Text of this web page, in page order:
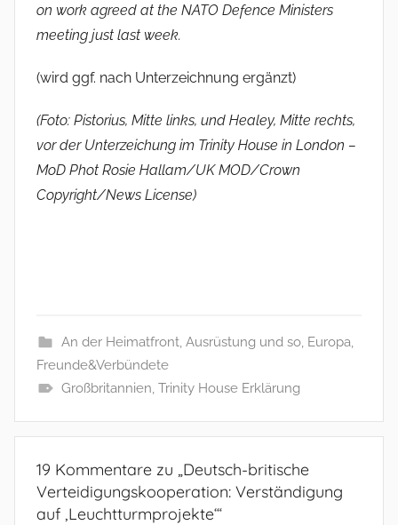
on work agreed at the NATO Defence Ministers
meeting just last week.
(wird ggf. nach Unterzeichnung ergänzt)
(Foto: Pistorius, Mitte links, und Healey, Mitte rechts,
vor der Unterzeichung im Trinity House in London –
MoD Phot Rosie Hallam/UK MOD/Crown
Copyright/News License)
An der Heimatfront, Ausrüstung und so, Europa
Freunde&Verbündete
Großbritannien Trinity House Erklärung
19 Kommentare zu „Deutsch-britische
Verteidigungskooperation: Verständigung
auf ‚Leuchtturmprojekte‘“